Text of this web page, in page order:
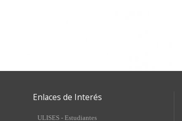
Enlaces de Interés
ULISES - Estudiantes